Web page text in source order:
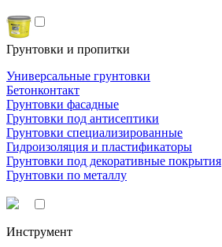
Грунтовки и пропитки
Универсальные грунтовки
Бетонконтакт
Грунтовки фасадные
Грунтовки под антисептики
Грунтовки специализированные
Гидроизоляция и пластификаторы
Грунтовки под декоративные покрытия
Грунтовки по металлу
Инструмент